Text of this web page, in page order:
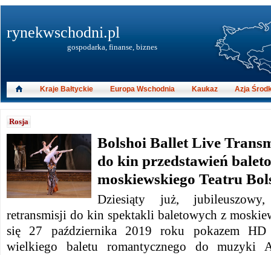
Rosja
Bolshoi Ballet Live
do kin przedstawień
moskiewskiego Teatru
Dziesiąty już,
retransmisji do kin spektakli baletowych z
się 27 października 2019 roku pokazem
wielkiego baletu romantycznego do muzyki
rynekwschodni.pl
gospodarka, finanse, biznes
Kraje Bałtyckie Europa Wschodnia Kaukaz Azja